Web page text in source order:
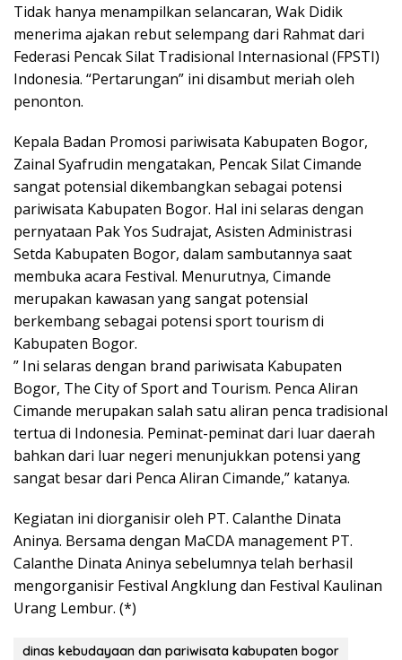
Tidak hanya menampilkan selancaran, Wak Didik
menerima ajakan rebut selempang dari Rahmat dari
Federasi Pencak Silat Tradisional Internasional (FPSTI)
Indonesia. “Pertarungan” ini disambut meriah oleh
penonton.
Kepala Badan Promosi pariwisata Kabupaten Bogor,
Zainal Syafrudin mengatakan, Pencak Silat Cimande
sangat potensial dikembangkan sebagai potensi
pariwisata Kabupaten Bogor. Hal ini selaras dengan
pernyataan Pak Yos Sudrajat, Asisten Administrasi
Setda Kabupaten Bogor, dalam sambutannya saat
membuka acara Festival. Menurutnya, Cimande
merupakan kawasan yang sangat potensial
berkembang sebagai potensi sport tourism di
Kabupaten Bogor.
” Ini selaras dengan brand pariwisata Kabupaten
Bogor, The City of Sport and Tourism. Penca Aliran
Cimande merupakan salah satu aliran penca tradisional
tertua di Indonesia. Peminat-peminat dari luar daerah
bahkan dari luar negeri menunjukkan potensi yang
sangat besar dari Penca Aliran Cimande,” katanya.
Kegiatan ini diorganisir oleh PT. Calanthe Dinata
Aninya. Bersama dengan MaCDA management PT.
Calanthe Dinata Aninya sebelumnya telah berhasil
mengorganisir Festival Angklung dan Festival Kaulinan
Urang Lembur. (*)
dinas kebudayaan dan pariwisata kabupaten bogor